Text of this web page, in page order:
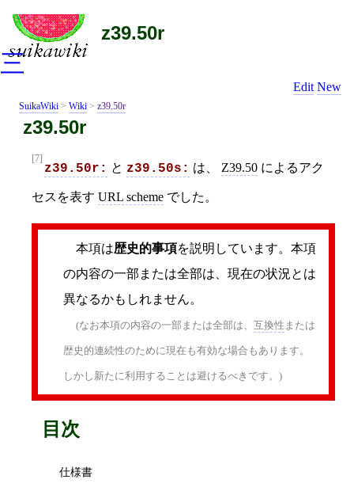
z39.50r
Edit New
SuikaWiki > Wiki > z39.50r
z39.50r
[7]
z39.50r: と z39.50s: は、 Z39.50 によるアク
セスを表す URL scheme でした。
本項は歴史的事項を説明しています。本項
の内容の一部または全部は、現在の状況とは
異なるかもしれません。
(なお本項の内容の一部または全部は、 互換性 または
歴史的連続性のために現在も有効な場合もあります。
しかし新たに利用することは避けるべきです。)
目次
仕様書
三